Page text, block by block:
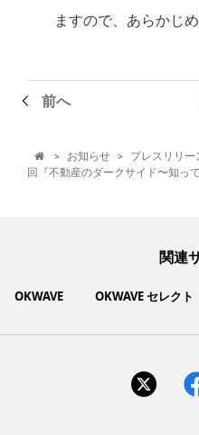
ますので、あらかじ
前へ
 > お知らせ > プレスリリー
回『不動産のダークサイド〜知っ
関連
OKWAVE OKWAVE セレクト
い